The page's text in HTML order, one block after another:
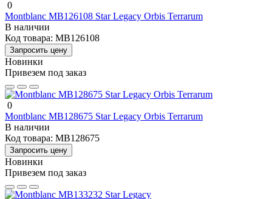
0
Montblanc MB126108 Star Legacy Orbis Terrarum
В наличии
Код товара: MB126108
Запросить цену
Новинки
Привезем под заказ
0
Montblanc MB128675 Star Legacy Orbis Terrarum
В наличии
Код товара: MB128675
Запросить цену
Новинки
Привезем под заказ